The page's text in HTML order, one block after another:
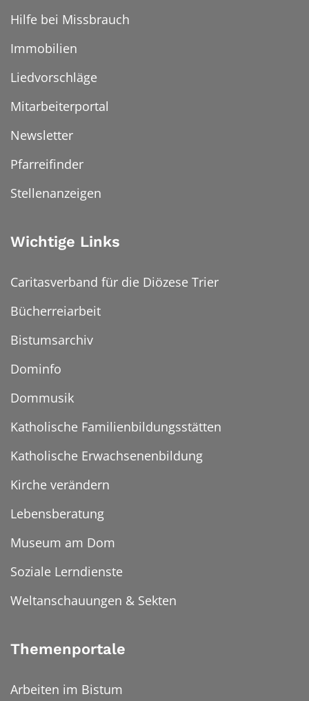
Hilfe bei Missbrauch
Immobilien
Liedvorschläge
Mitarbeiterportal
Newsletter
Pfarreifinder
Stellenanzeigen
Wichtige Links
Caritasverband für die Diözese Trier
Bücherreiarbeit
Bistumsarchiv
Dominfo
Dommusik
Katholische Familienbildungsstätten
Katholische Erwachsenenbildung
Kirche verändern
Lebensberatung
Museum am Dom
Soziale Lerndienste
Weltanschauungen & Sekten
Themenportale
Arbeiten im Bistum